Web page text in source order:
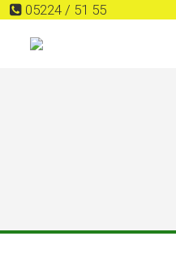
05224 / 51 55